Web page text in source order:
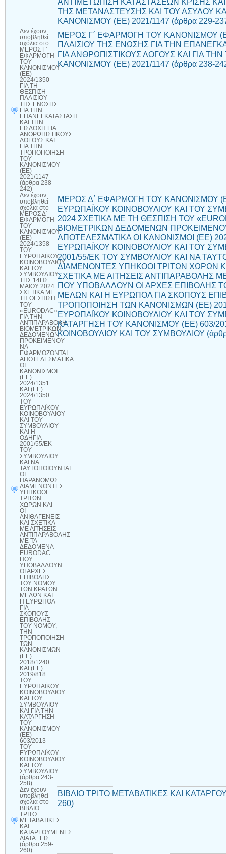
ΤΗΣ ΜΕΤΑΝΑΣΤΕΥΣΗΣ ΚΑΙ ΤΟΥ ΑΣΥΛΟΥ
ΚΑΝΟΝΙΣΜΟΥ (ΕΕ) 2021/1147 (άρθρα 229-
Δεν έχουν
υποβληθεί
σχόλια στο
ΜΕΡΟΣ Γ΄
ΕΦΑΡΜΟΓΗ
ΤΟΥ
ΚΑΝΟΝΙΣΜΟΥ
(ΕΕ)
2024/1350
ΓΙΑ ΤΗ
ΘΕΣΠΙΣΗ
ΠΛΑΙΣΙΟΥ
ΤΗΣ ΕΝΩΣΗΣ
ΓΙΑ ΤΗΝ
ΕΠΑΝΕΓΚΑΤΑΣΤΑΣΗ
ΚΑΙ ΤΗΝ
ΕΙΣΔΟΧΗ ΓΙΑ
ΑΝΘΡΩΠΙΣΤΙΚΟΥΣ
ΛΟΓΟΥΣ ΚΑΙ
ΓΙΑ ΤΗΝ
ΤΡΟΠΟΠΟΙΗΣΗ
ΤΟΥ
ΚΑΝΟΝΙΣΜΟΥ
(ΕΕ)
2021/1147
(άρθρα 238-
242)
ΜΕΡΟΣ Γ΄ ΕΦΑΡΜΟΓΗ ΤΟΥ ΚΑΝΟΝΙΣΜΟΥ
ΠΛΑΙΣΙΟΥ ΤΗΣ ΕΝΩΣΗΣ ΓΙΑ ΤΗΝ
ΓΙΑ ΑΝΘΡΩΠΙΣΤΙΚΟΥΣ ΛΟΓΟΥΣ ΚΑΙ ΓΙΑ
ΚΑΝΟΝΙΣΜΟΥ (ΕΕ) 2021/1147 (άρθρα 238-
Δεν έχουν
υποβληθεί
σχόλια στο
ΜΕΡΟΣ Δ΄
ΕΦΑΡΜΟΓΗ
ΤΟΥ
ΚΑΝΟΝΙΣΜΟΥ
(ΕΕ)
2024/1358
ΤΟΥ
ΕΥΡΩΠΑΪΚΟΥ
ΚΟΙΝΟΒΟΥΛΙΟΥ
ΚΑΙ ΤΟΥ
ΣΥΜΒΟΥΛΙΟΥ
ΤΗΣ 14ΗΣ
ΜΑΪΟΥ 2024
ΣΧΕΤΙΚΑ ΜΕ
ΤΗ ΘΕΣΠΙΣΗ
ΤΟΥ
«EURODAC»
ΓΙΑ ΤΗΝ
ΑΝΤΙΠΑΡΑΒΟΛΗ
ΒΙΟΜΕΤΡΙΚΩΝ
ΔΕΔΟΜΕΝΩΝ
ΠΡΟΚΕΙΜΕΝΟΥ
ΝΑ
ΕΦΑΡΜΟΖΟΝΤΑΙ
ΑΠΟΤΕΛΕΣΜΑΤΙΚΑ
ΟΙ
ΚΑΝΟΝΙΣΜΟΙ
(ΕΕ)
2024/1351
ΚΑΙ (ΕΕ)
2024/1350
ΤΟΥ
ΕΥΡΩΠΑΪΚΟΥ
ΚΟΙΝΟΒΟΥΛΙΟΥ
ΚΑΙ ΤΟΥ
ΣΥΜΒΟΥΛΙΟΥ
ΚΑΙ Η
ΟΔΗΓΙΑ
2001/55/ΕΚ
ΤΟΥ
ΣΥΜΒΟΥΛΙΟΥ
ΚΑΙ ΝΑ
ΤΑΥΤΟΠΟΙΟΥΝΤΑΙ
ΟΙ
ΠΑΡΑΝΟΜΩΣ
ΔΙΑΜΕΝΟΝΤΕΣ
ΥΠΗΚΟΟΙ
ΤΡΙΤΩΝ
ΧΩΡΩΝ ΚΑΙ
ΟΙ
ΑΝΙΘΑΓΕΝΕΙΣ
ΚΑΙ ΣΧΕΤΙΚΑ
ΜΕ ΑΙΤΗΣΕΙΣ
ΑΝΤΙΠΑΡΑΒΟΛΗΣ
ΜΕ ΤΑ
ΔΕΔΟΜΕΝΑ
EURODAC
ΠΟΥ
ΥΠΟΒΑΛΛΟΥΝ
ΟΙ ΑΡΧΕΣ
ΕΠΙΒΟΛΗΣ
ΤΟΥ ΝΟΜΟΥ
ΤΩΝ ΚΡΑΤΩΝ
ΜΕΛΩΝ ΚΑΙ
Η ΕΥΡΩΠΟΛ
ΓΙΑ
ΣΚΟΠΟΥΣ
ΕΠΙΒΟΛΗΣ
ΤΟΥ ΝΟΜΟΥ,
ΤΗΝ
ΤΡΟΠΟΠΟΙΗΣΗ
ΤΩΝ
ΚΑΝΟΝΙΣΜΩΝ
(ΕΕ)
2018/1240
ΚΑΙ (ΕΕ)
2019/818
ΤΟΥ
ΕΥΡΩΠΑΪΚΟΥ
ΚΟΙΝΟΒΟΥΛΙΟΥ
ΚΑΙ ΤΟΥ
ΣΥΜΒΟΥΛΙΟΥ
ΚΑΙ ΓΙΑ ΤΗΝ
ΚΑΤΑΡΓΗΣΗ
ΤΟΥ
ΚΑΝΟΝΙΣΜΟΥ
(ΕΕ)
603/2013
ΤΟΥ
ΕΥΡΩΠΑΪΚΟΥ
ΚΟΙΝΟΒΟΥΛΙΟΥ
ΚΑΙ ΤΟΥ
ΣΥΜΒΟΥΛΙΟΥ
(άρθρα 243-
258)
ΜΕΡΟΣ Δ΄ ΕΦΑΡΜΟΓΗ ΤΟΥ ΚΑΝΟΝΙΣΜΟΥ
ΕΥΡΩΠΑΪΚΟΥ ΚΟΙΝΟΒΟΥΛΙΟΥ ΚΑΙ ΤΟΥ
2024 ΣΧΕΤΙΚΑ ΜΕ ΤΗ ΘΕΣΠΙΣΗ ΤΟΥ
ΒΙΟΜΕΤΡΙΚΩΝ ΔΕΔΟΜΕΝΩΝ
ΑΠΟΤΕΛΕΣΜΑΤΙΚΑ ΟΙ ΚΑΝΟΝΙΣΜΟΙ (ΕΕ)
ΕΥΡΩΠΑΪΚΟΥ ΚΟΙΝΟΒΟΥΛΙΟΥ ΚΑΙ ΤΟΥ
2001/55/ΕΚ ΤΟΥ ΣΥΜΒΟΥΛΙΟΥ ΚΑΙ ΝΑ
ΔΙΑΜΕΝΟΝΤΕΣ ΥΠΗΚΟΟΙ ΤΡΙΤΩΝ ΧΩΡΩΝ
ΣΧΕΤΙΚΑ ΜΕ ΑΙΤΗΣΕΙΣ ΑΝΤΙΠΑΡΑΒΟΛΗΣ
ΠΟΥ ΥΠΟΒΑΛΛΟΥΝ ΟΙ ΑΡΧΕΣ ΕΠΙΒΟΛΗΣ
ΜΕΛΩΝ ΚΑΙ Η ΕΥΡΩΠΟΛ ΓΙΑ ΣΚΟΠΟΥΣ
ΤΡΟΠΟΠΟΙΗΣΗ ΤΩΝ ΚΑΝΟΝΙΣΜΩΝ (ΕΕ)
ΕΥΡΩΠΑΪΚΟΥ ΚΟΙΝΟΒΟΥΛΙΟΥ ΚΑΙ ΤΟΥ
ΚΑΤΑΡΓΗΣΗ ΤΟΥ ΚΑΝΟΝΙΣΜΟΥ (ΕΕ) 603/
ΚΟΙΝΟΒΟΥΛΙΟΥ ΚΑΙ ΤΟΥ ΣΥΜΒΟΥΛΙΟΥ
Δεν έχουν
υποβληθεί
σχόλια στο
ΒΙΒΛΙΟ
ΤΡΙΤΟ
ΜΕΤΑΒΑΤΙΚΕΣ
ΚΑΙ
ΚΑΤΑΡΓΟΥΜΕΝΕΣ
ΔΙΑΤΑΞΕΙΣ
(άρθρα 259-
260)
ΒΙΒΛΙΟ ΤΡΙΤΟ ΜΕΤΑΒΑΤΙΚΕΣ ΚΑΙ
260)